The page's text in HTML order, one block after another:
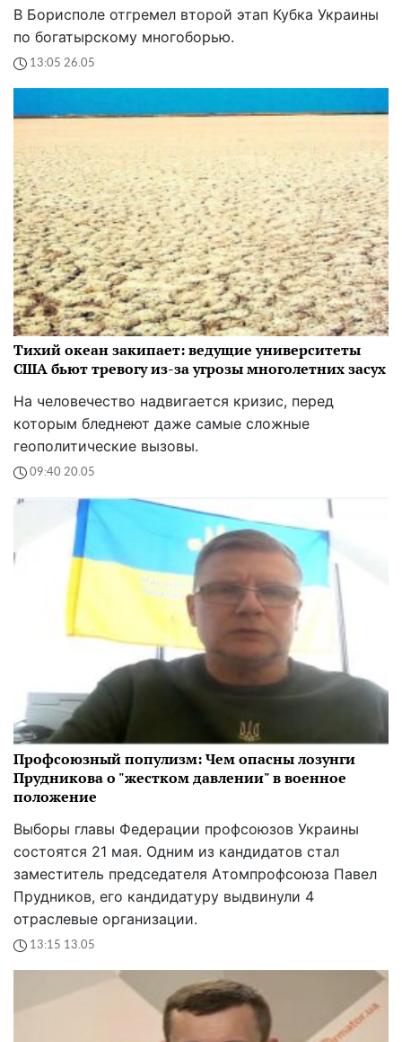
В Борисполе отгремел второй этап Кубка Украины
по богатырскому многоборью.
13:05 26.05
Тихий океан закипает: ведущие университеты
США бьют тревогу из-за угрозы многолетних засух
На человечество надвигается кризис, перед
которым бледнеют даже самые сложные
геополитические вызовы.
09:40 20.05
Профсоюзный популизм: Чем опасны лозунги
Прудникова о "жестком давлении" в военное
положение
Выборы главы Федерации профсоюзов Украины
состоятся 21 мая. Одним из кандидатов стал
заместитель председателя Атомпрофсоюза Павел
Прудников, его кандидатуру выдвинули 4
отраслевые организации.
13:15 13.05